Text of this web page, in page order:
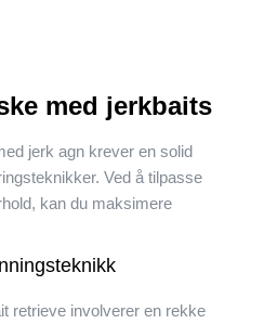
med jerkbaits
jerk agn krever en solid
Ved å tilpasse
kan du maksimere
retrieve involverer en rekke